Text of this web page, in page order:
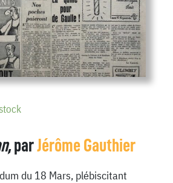
parJérôme Gauthier
du 18 Mars, plébiscitant